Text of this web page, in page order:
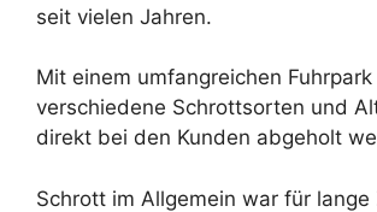
seit vielen Jahren.
Mit einem umfangreichen Fuhrpark
verschiedene Schrottsorten und
direkt bei den Kunden abgeholt
Schrott im Allgemein war für